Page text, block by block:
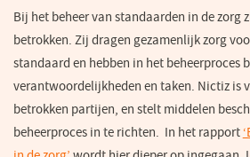
Bij het beheer van standaarden in de zorg
betrokken. Zij dragen gezamenlijk zorg
standaard en hebben in het beheerproces
verantwoordelijkheden en taken. Nictiz is
betrokken partijen, en stelt middelen
beheerproces in te richten. In het rapport